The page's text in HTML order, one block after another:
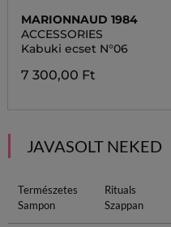
MARIONNAUD 1984
ACCESSORIES
Kabuki ecset N°06
7 300,00 Ft
JAVASOLT NEKED
Természetes
Sampon
Rituals
Szappan